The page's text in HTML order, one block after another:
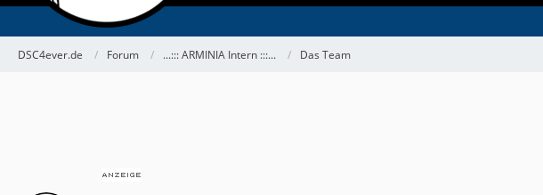
DSC4ever.de Forum ...::: ARMINIA Intern :::... Das Team